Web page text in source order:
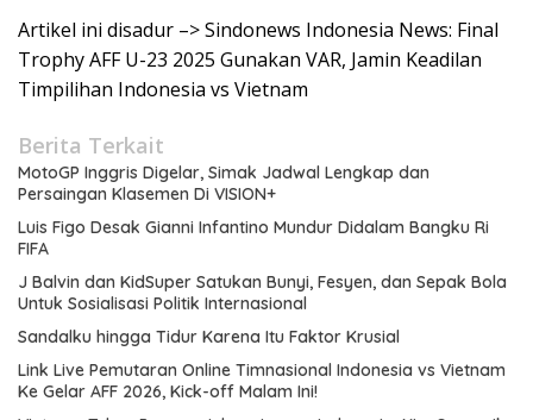
Artikel ini disadur –> Sindonews Indonesia News: Final
Trophy AFF U-23 2025 Gunakan VAR, Jamin Keadilan
Timpilihan Indonesia vs Vietnam
Berita Terkait
MotoGP Inggris Digelar, Simak Jadwal Lengkap dan
Persaingan Klasemen Di VISION+
Luis Figo Desak Gianni Infantino Mundur Didalam Bangku Ri
FIFA
J Balvin dan KidSuper Satukan Bunyi, Fesyen, dan Sepak Bola
Untuk Sosialisasi Politik Internasional
Sandalku hingga Tidur Karena Itu Faktor Krusial
Link Live Pemutaran Online Timnasional Indonesia vs Vietnam
Ke Gelar AFF 2026, Kick-off Malam Ini!